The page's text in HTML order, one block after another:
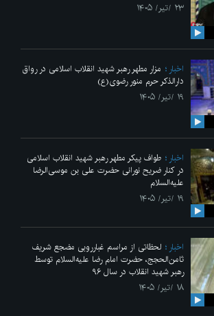
۲۳ /تیر/ ۱۴۰۵
اخبار
مزار مطهر رهبر شهید انقلاب اسلامی در رواق
دارالذکر حرم منور رضوی(ع)
۱۹ /تیر/ ۱۴۰۵
اخبار
طواف پیکر مطهر رهبر شهید انقلاب اسلامی
در کنار ضریح نورانی حضرت علی‌ بن موسی‌الرضا
علیه‌السلام
۱۹ /تیر/ ۱۴۰۵
اخبار
لحظاتی از مراسم غبارروبی مضجع شریف
ثامن‌الحجج، حضرت امام رضا علیه‌السلام توسط
رهبر شهید انقلاب در سال ۹۶
۱۸ /تیر/ ۱۴۰۵